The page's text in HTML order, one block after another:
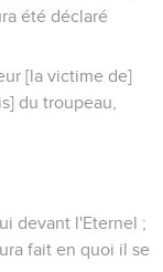
été déclaré
[la victime de]
du troupeau,
devant l'Eternel ;
fait en quoi il se